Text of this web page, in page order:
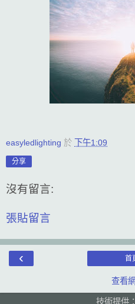
easyledlighting 於 下午1:09
分享
沒有留言:
張貼留言
‹ 首
查看
技術提供：